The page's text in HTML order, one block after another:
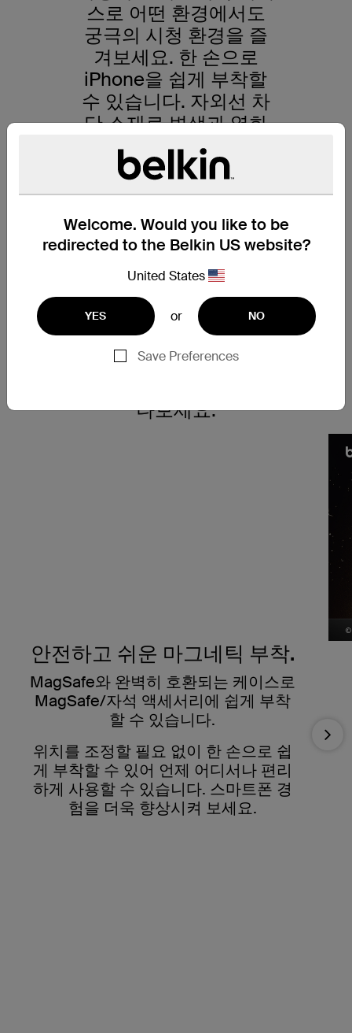
Welcome. Would you like to be
redirected to the Belkin US website?
United States
YES or NO
Save Preferences
스로 어떤 환경에서도
궁극의 시청 환경을 즐
겨보세요. 한 손으로
iPhone을 쉽게 부착할
수 있습니다. 자외선 차
단 소재로 변색과 열화
를 방지하고, 약간 올라
온 가장자리로 카메라와
화면을 안전하게 보호합
인으로 iPhone의 기능
과 촉각 반응을 방해하
지 않으며, 정밀한 절단
가공이 적용되어 카메라
제어부와 완벽하게 통합
됩니다. iPhone을 안전
하고 스타일리시하게 보
나보세요.
안전하고 쉬운 마그네틱 부착.
MagSafe와 완벽히 호환되는 케이스로
MagSafe/자석 액세서리에 쉽게 부착
할 수 있습니다.
위치를 조정할 필요 없이 한 손으로 쉽
게 부착할 수 있어 언제 어디서나 편리
하게 사용할 수 있습니다. 스마트폰 경
험을 더욱 향상시켜 보세요.
Next